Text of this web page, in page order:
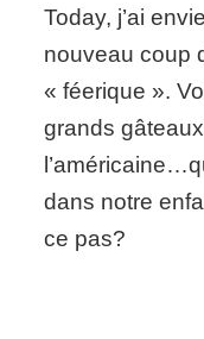
Today, j’ai
nouveau coup
« féerique ».
grands
dans notre
ce pas?